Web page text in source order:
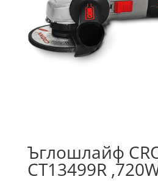
Ъглошлайф
CT13499R